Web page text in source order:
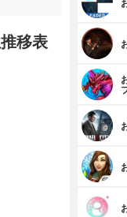
移表